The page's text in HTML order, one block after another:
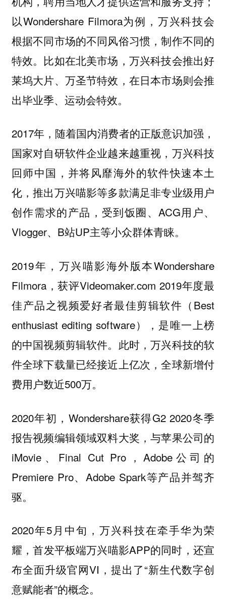
以Wondershare Filmora为例，万兴科技会
根据不同市场的不同风俗习惯，制作不同的
特效。比如在北美市场，万兴科技会推出好
莱坞大片、万圣节特效，在日本市场则会推
出毕业季、运动会特效。
2017年，随着国内消费者的正版意识加强，
国家对自研软件企业越来越重视，万兴科技
回师中国，并将风靡海外的软件快速本土
化，推出万兴喵影等多款满足非专业级用户
创作需求的产品，受到饭圈、ACG用户、
Vlogger、B站UP主等小众群体青睐。
2019年，万兴喵影海外版本Wondershare
Filmora，获评Videomaker.com 2019年度最
佳产品之视频爱好者最佳剪辑软件（Best
enthusiast editing software），是唯一上榜
的中国视频剪辑软件。此时，万兴科技的软
件全球下载量已经接近上亿次，全球新增付
费用户数近500万。
2020年初，Wondershare获得G2 2020冬季
报告视频编辑领域双料大奖，与苹果公司的
iMovie、Final Cut Pro，Adobe公司的
Premiere Pro、Adobe Spark等产品并驾齐
驱。
2020年5月中旬，万兴科技在牵手华为荣
耀，首发平板端万兴喵影APP的同时，还宣
布全面升级官网VI，提出了“新生代数字创
意赋能者”的概念。